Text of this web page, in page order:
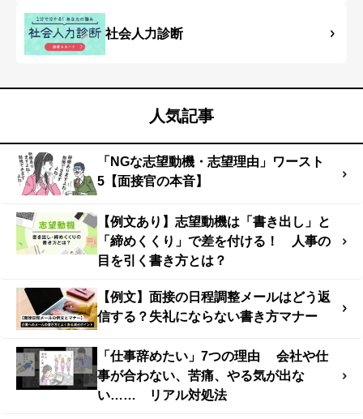
社会人力診断
人気記事
「NGな志望動機・志望理由」ワースト
5【面接官の本音】
【例文あり】志望動機は「書き出し」と
「締めくくり」で差を付ける！ 人事の
目を引く書き方とは？
【例文】面接の日程調整メールはどう返
信する？失礼にならない書き方マナー
「仕事辞めたい」7つの理由 会社や仕
事が合わない、苦痛、やる気が出な
い…… リアル対処法